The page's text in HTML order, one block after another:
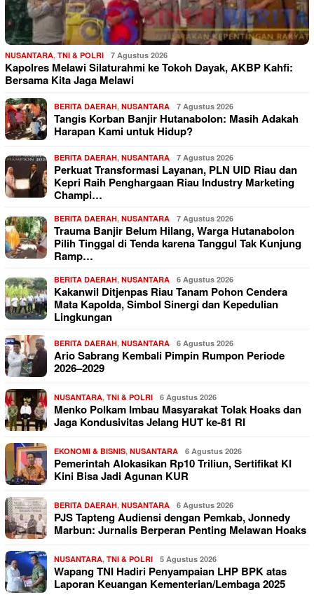
NUSANTARA, TNI & POLRI 7 Agustus 2026
Kapolres Melawi Silaturahmi ke Tokoh Dayak, AKBP Kahfi:
Bersama Kita Jaga Melawi
BERITA DAERAH, NUSANTARA 7 Agustus 2026
Tangis Korban Banjir Hutanabolon: Masih Adakah
Harapan Kami untuk Hidup?
BERITA DAERAH, NUSANTARA 7 Agustus 2026
Perkuat Transformasi Layanan, PLN UID Riau dan
Kepri Raih Penghargaan Riau Industry Marketing
Champi…
BERITA DAERAH, NUSANTARA 7 Agustus 2026
Trauma Banjir Belum Hilang, Warga Hutanabolon
Pilih Tinggal di Tenda karena Tanggul Tak Kunjung
Ramp…
BERITA DAERAH, NUSANTARA 6 Agustus 2026
Kakanwil Ditjenpas Riau Tanam Pohon Cendera
Mata Kapolda, Simbol Sinergi dan Kepedulian
Lingkungan
BERITA DAERAH, NUSANTARA 6 Agustus 2026
Ario Sabrang Kembali Pimpin Rumpon Periode
2026–2029
NUSANTARA, TNI & POLRI 6 Agustus 2026
Menko Polkam Imbau Masyarakat Tolak Hoaks dan
Jaga Kondusivitas Jelang HUT ke-81 RI
EKONOMI & BISNIS, NUSANTARA 6 Agustus 2026
Pemerintah Alokasikan Rp10 Triliun, Sertifikat KI
Kini Bisa Jadi Agunan KUR
BERITA DAERAH, NUSANTARA 6 Agustus 2026
PJS Tapteng Audiensi dengan Pemkab, Jonnedy
Marbun: Jurnalis Berperan Penting Melawan Hoaks
NUSANTARA, TNI & POLRI 5 Agustus 2026
Wapang TNI Hadiri Penyampaian LHP BPK atas
Laporan Keuangan Kementerian/Lembaga 2025